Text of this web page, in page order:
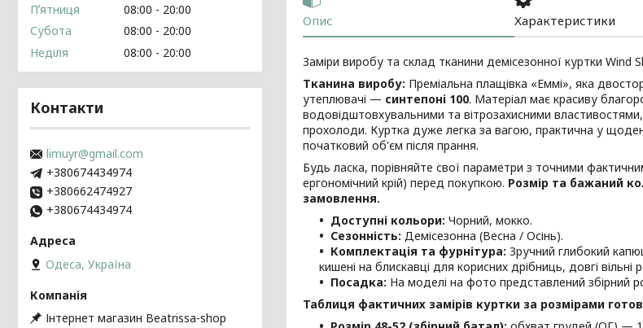
Опис Характеристики
Заміри виробу та склад тканини демісезонної куртки Wind
Тканина виробу: Преміальна плащівка «Еммі», яка
утеплювачі — синтепоні 100. Матеріал має красиву
водовідштовхувальними та вітрозахисними
прохолоди. Куртка дуже легка за вагою, практична у
початковий об'єм після прання.
Будь ласка, порівняйте свої параметри з точними
ергономічний крій) перед покупкою. Розмір та бажаний
замовлення.
Доступні кольори: Чорний, мокко.
Сезонність: Демісезонна (Весна / Осінь).
Комплектація та фурнітура: Зручний глибокий
кишені на блискавці для корисних дрібниць, довгі вільні
Посадка: На моделі на фото представлений збірний
Таблиця фактичних замірів куртки за розмірами
Пʼятниця
08:00
20:00
Субота
08:00
20:00
Неділя
08:00 20:00
Контакти
limuyr@gmail.com
+380674434974
+380662474927
+380674434974
Одеса, Україна
Інтернет магазин Beatrissa-shop